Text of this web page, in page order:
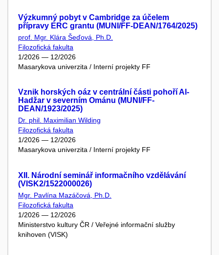
Výzkumný pobyt v Cambridge za účelem
přípravy ERC grantu (MUNI/FF-DEAN/1764/2025)
prof. Mgr. Klára Šeďová, Ph.D.
Filozofická fakulta
1/2026 — 12/2026
Masarykova univerzita / Interní projekty FF
Vznik horských oáz v centrální části pohoří Al-
Hadžar v severním Ománu (MUNI/FF-
DEAN/1923/2025)
Dr. phil. Maximilian Wilding
Filozofická fakulta
1/2026 — 12/2026
Masarykova univerzita / Interní projekty FF
XII. Národní seminář informačního vzdělávání
(VISK2/1522000026)
Mgr. Pavlína Mazáčová, Ph.D.
Filozofická fakulta
1/2026 — 12/2026
Ministerstvo kultury ČR / Veřejné informační služby
knihoven (VISK)